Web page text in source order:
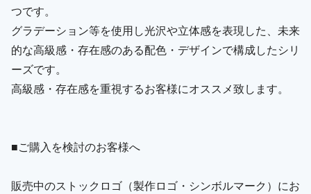
つです。
グラデーション等を使用し光沢や立体感を表現した、未来
的な高級感・存在感のある配色・デザインで構成したシリ
ーズです。
高級感・存在感を重視するお客様にオススメ致します。
■ご購入を検討のお客様へ
販売中のストックロゴ（製作ロゴ・シンボルマーク）にお